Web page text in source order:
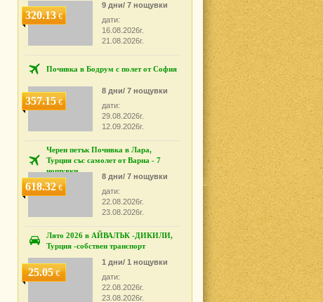
320.13€
9 дни/ 7 нощувки
дати:
16.08.2026г.
21.08.2026г.
Почивка в Бодрум с полет от София
357.15€
8 дни/ 7 нощувки
дати:
29.08.2026г.
12.09.2026г.
Черен петък Почивка в Лара,
Турция със самолет от Варна - 7
нощувки
618.32€
8 дни/ 7 нощувки
дати:
22.08.2026г.
23.08.2026г.
Лято 2026 в АЙВАЛЪК -ДИКИЛИ,
Турция -собствен транспорт
25.05€
1 дни/ 1 нощувки
дати:
22.08.2026г.
23.08.2026г.